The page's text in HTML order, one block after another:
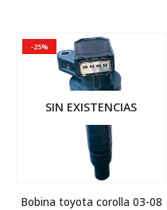
-25%
SIN EXISTENCIAS
Bobina toyota corolla 03-08